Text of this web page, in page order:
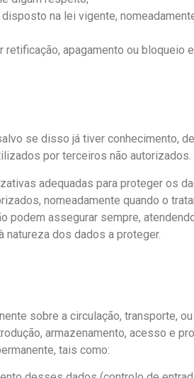
na lei vigente,
apagamento ou bloqueio
se disso já tiver conhecimento,
por terceiros não autorizados.
adequadas para proteger os
nomeadamente quando o
assegurar sempre,
natureza dos dados a proteger.
sobre a circulação, transporte,
armazenamento, acesso e
tais como: